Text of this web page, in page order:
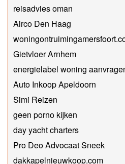
reisadvies oman
Airco Den Haag
Gietvloer Arnhem
energielabel woning
Auto Inkoop Apeldoorn
Simi Reizen
geen porno kijken
day yacht charters
Pro Deo Advocaat Sneek
dakkapelnieuwkoop.com